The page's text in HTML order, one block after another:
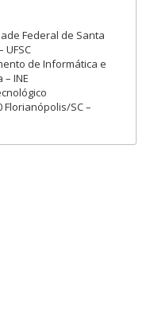
Federal de Santa
UFSC
de Informática e
– INE
Florianópolis/SC –